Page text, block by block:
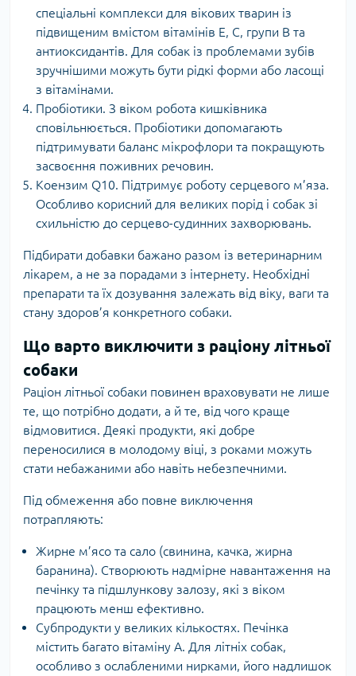
спеціальні комплекси для вікових тварин із
підвищеним вмістом вітамінів E, C, групи B та
антиоксидантів. Для собак із проблемами зубів
зручнішими можуть бути рідкі форми або ласощі
з вітамінами.
Пробіотики. З віком робота кишківника
сповільнюється. Пробіотики допомагають
підтримувати баланс мікрофлори та покращують
засвоєння поживних речовин.
Коензим Q10. Підтримує роботу серцевого м’яза.
Особливо корисний для великих порід і собак зі
схильністю до серцево-судинних захворювань.
Підбирати добавки бажано разом із ветеринарним
лікарем, а не за порадами з інтернету. Необхідні
препарати та їх дозування залежать від віку, ваги та
стану здоров’я конкретного собаки.
Що варто виключити з раціону літньої
собаки
Раціон літньої собаки повинен враховувати не лише
те, що потрібно додати, а й те, від чого краще
відмовитися. Деякі продукти, які добре
переносилися в молодому віці, з роками можуть
стати небажаними або навіть небезпечними.
Під обмеження або повне виключення
потрапляють:
Жирне м’ясо та сало (свинина, качка, жирна
баранина). Створюють надмірне навантаження на
печінку та підшлункову залозу, які з віком
працюють менш ефективно.
Субпродукти у великих кількостях. Печінка
містить багато вітаміну А. Для літніх собак,
особливо з ослабленими нирками, його надлишок